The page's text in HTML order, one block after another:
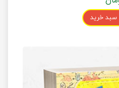
سبد خرید